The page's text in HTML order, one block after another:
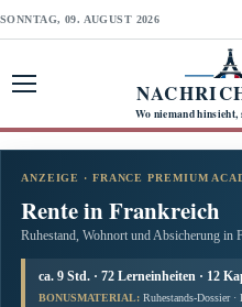
SONNTAG, 09. AUGUST 2026
Wo niemand
ANZEIGE · FRANCE PREMIUM
Rente in Frankreich
Ruhestand, Wohnort und Absicherung in
ca. 9 Std. · 72 Lerneinheiten · 12
BONUSMATERIAL: Ruhestands-Dossier